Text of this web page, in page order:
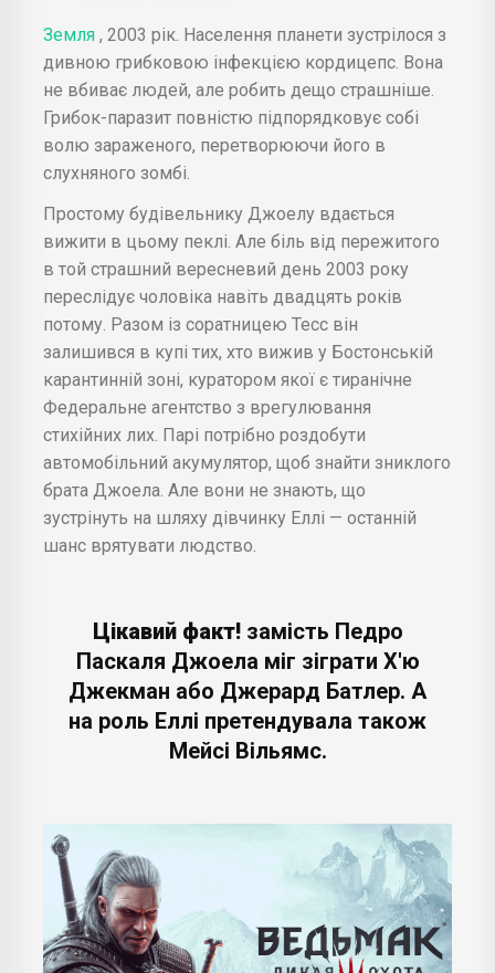
Земля , 2003 рік. Населення планети зустрілося з
дивною грибковою інфекцією кордицепс. Вона
не вбиває людей, але робить дещо страшніше.
Грибок-паразит повністю підпорядковує собі
волю зараженого, перетворюючи його в
слухняного зомбі.
Простому будівельнику Джоелу вдається
вижити в цьому пеклі. Але біль від пережитого
в той страшний вересневий день 2003 року
переслідує чоловіка навіть двадцять років
потому. Разом із соратницею Тесс він
залишився в купі тих, хто вижив у Бостонській
карантинній зоні, куратором якої є тиранічне
Федеральне агентство з врегулювання
стихійних лих. Парі потрібно роздобути
автомобільний акумулятор, щоб знайти зниклого
брата Джоела. Але вони не знають, що
зустрінуть на шляху дівчинку Еллі — останній
шанс врятувати людство.
Цікавий факт!замість Педро
Паскаля Джоела міг зіграти Х'ю
Джекман або Джерард Батлер. А
на роль Еллі претендувала також
Мейсі Вільямс.